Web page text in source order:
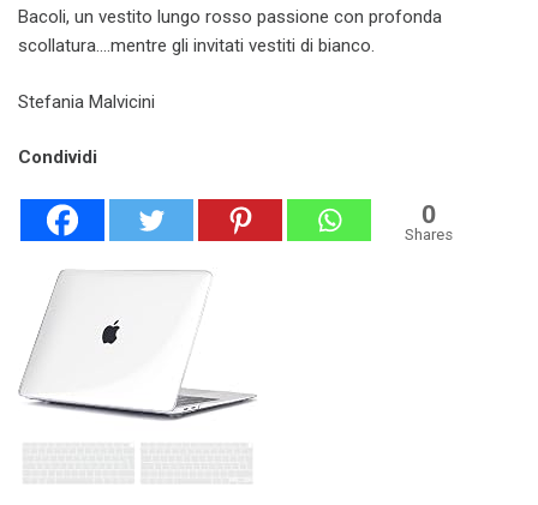
Bacoli, un vestito lungo rosso passione con profonda
scollatura….mentre gli invitati vestiti di bianco.
Stefania Malvicini
Condividi
0
Shares